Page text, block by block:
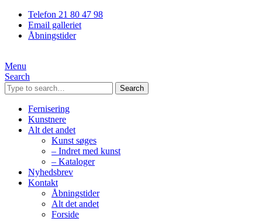
Telefon 21 80 47 98
Email galleriet
Åbningstider
Menu
Search
Search
Fernisering
Kunstnere
Alt det andet
Kunst søges
– Indret med kunst
– Kataloger
Nyhedsbrev
Kontakt
Åbningstider
Alt det andet
Forside